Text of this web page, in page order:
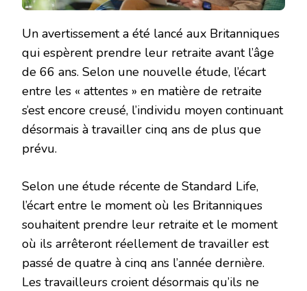
Un avertissement a été lancé aux Britanniques
qui espèrent prendre leur retraite avant l’âge
de 66 ans. Selon une nouvelle étude, l’écart
entre les « attentes » en matière de retraite
s’est encore creusé, l’individu moyen continuant
désormais à travailler cinq ans de plus que
prévu.
Selon une étude récente de Standard Life,
l’écart entre le moment où les Britanniques
souhaitent prendre leur retraite et le moment
où ils arrêteront réellement de travailler est
passé de quatre à cinq ans l’année dernière.
Les travailleurs croient désormais qu’ils ne